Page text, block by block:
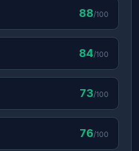
88/100
84/100
73/100
76/100